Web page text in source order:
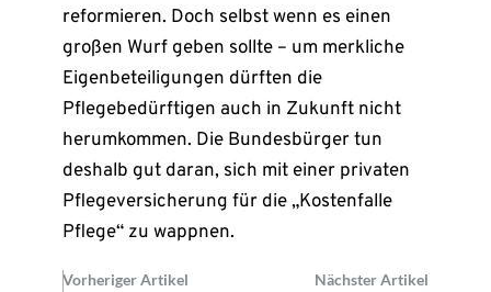
reformieren. Doch selbst wenn es einen
großen Wurf geben sollte – um merkliche
Eigenbeteiligungen dürften die
Pflegebedürftigen auch in Zukunft nicht
herumkommen. Die Bundesbürger tun
deshalb gut daran, sich mit einer privaten
Pflegeversicherung für die „Kostenfalle
Pflege“ zu wappnen.
Vorheriger Artikel Nächster Artikel